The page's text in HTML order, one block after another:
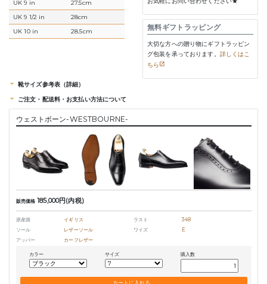
UK 9 in 27.5cm
UK 9 1/2 in 28cm
UK 10 in 28.5cm 無料ギフトラッピング
大切な方への贈り物にギフトラッピン
グ包装を承っております。 詳しくはこ
ちら
靴サイズ参考表（詳細）
ご注文・配送料・お支払い方法について
ウェストボーン-WESTBOURNE-
販売価格 185,000円(内税)
原産国 イギリス ラスト
348
ソール
レザーソール ワイズ
E
アッパー
カーフレザー
カラー サイズ 購入数